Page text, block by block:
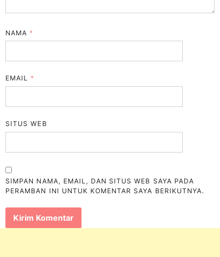
NAMA *
EMAIL *
SITUS WEB
SIMPAN NAMA, EMAIL, DAN SITUS WEB SAYA PADA
PERAMBAN INI UNTUK KOMENTAR SAYA BERIKUTNYA.